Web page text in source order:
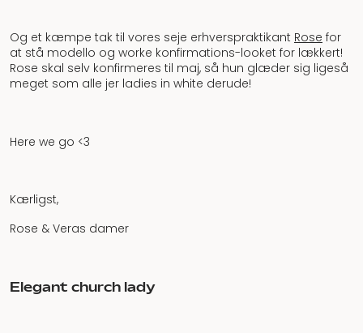
Og et kæmpe tak til vores seje erhverspraktikant Rose for
at stå modello og worke konfirmations-looket for lækkert!
Rose skal selv konfirmeres til maj, så hun glæder sig ligeså
meget som alle jer ladies in white derude!
Here we go <3
Kærligst,
Rose & Veras damer
Elegant church lady